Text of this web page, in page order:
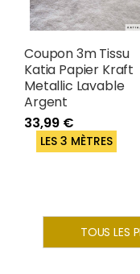
Coupon 3m Tissu
Katia Papier Kraft
Metallic Lavable
Argent
33,99 €
LES 3 MÈTRES
TOUS LES